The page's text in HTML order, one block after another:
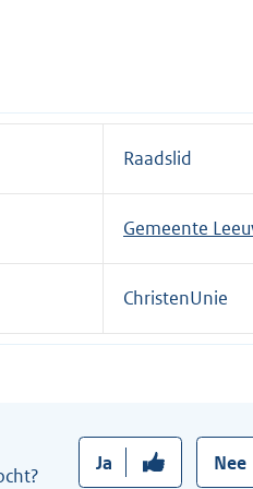
Raadslid
Gemeente
ChristenUnie
Ja Nee